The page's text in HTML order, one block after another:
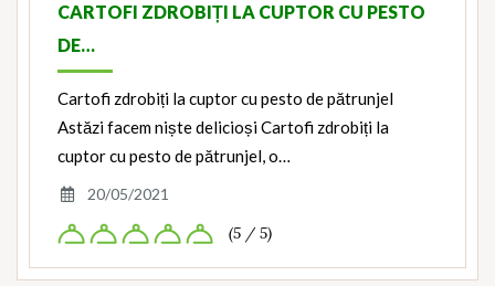
CARTOFI ZDROBIȚI LA CUPTOR CU PESTO
DE…
Cartofi zdrobiți la cuptor cu pesto de pătrunjel
Astăzi facem niște delicioși Cartofi zdrobiți la
cuptor cu pesto de pătrunjel, o…
20/05/2021
(5 / 5)